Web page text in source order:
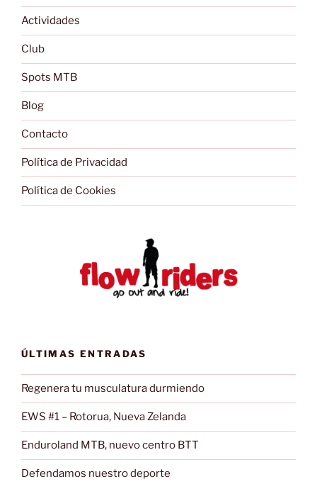
Actividades
Club
Spots MTB
Blog
Contacto
Política de Privacidad
Política de Cookies
ÚLTIMAS ENTRADAS
Regenera tu musculatura durmiendo
EWS #1 – Rotorua, Nueva Zelanda
Enduroland MTB, nuevo centro BTT
Defendamos nuestro deporte